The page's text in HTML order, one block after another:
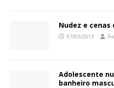
Nudez e
07/05/2013
Adolescente
banheiro